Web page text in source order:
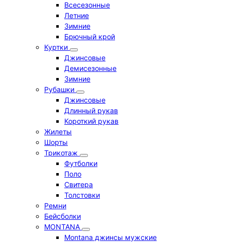
Всесезонные
Летние
Зимние
Брючный крой
Куртки
Джинсовые
Демисезонные
Зимние
Рубашки
Джинсовые
Длинный рукав
Короткий рукав
Жилеты
Шорты
Трикотаж
Футболки
Поло
Свитера
Толстовки
Ремни
Бейсболки
MONTANA
Montana джинсы мужские